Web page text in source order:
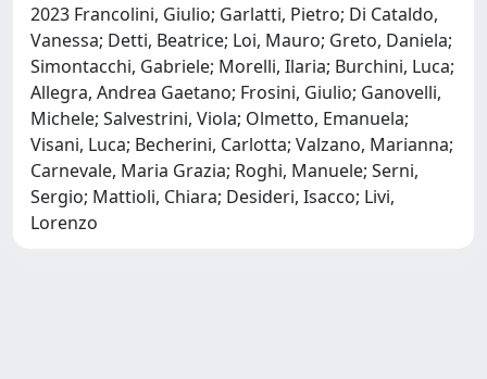
2023 Francolini, Giulio; Garlatti, Pietro; Di Cataldo,
Vanessa; Detti, Beatrice; Loi, Mauro; Greto, Daniela;
Simontacchi, Gabriele; Morelli, Ilaria; Burchini, Luca;
Allegra, Andrea Gaetano; Frosini, Giulio; Ganovelli,
Michele; Salvestrini, Viola; Olmetto, Emanuela;
Visani, Luca; Becherini, Carlotta; Valzano, Marianna;
Carnevale, Maria Grazia; Roghi, Manuele; Serni,
Sergio; Mattioli, Chiara; Desideri, Isacco; Livi,
Lorenzo